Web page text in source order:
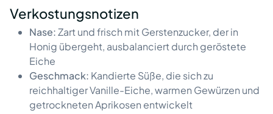
Verkostungsnotizen
Nase:Zart und frisch mit Gerstenzucker, der in
Honig übergeht, ausbalanciert durch geröstete
Eiche
Geschmack: Kandierte Süße, die sich zu
reichhaltiger Vanille-Eiche, warmen Gewürzen und
getrockneten Aprikosen entwickelt